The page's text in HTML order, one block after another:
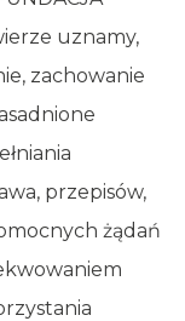
uznamy,
zachowanie
przepisów,
żądań